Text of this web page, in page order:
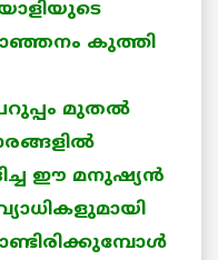
കുത്തി
മുതല്‍
ഈ മനുഷ്യന്‍